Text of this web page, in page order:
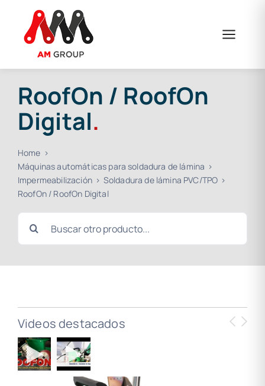
contenido
RoofOn / RoofOn
Digital.
Home
Máquinas automáticas para soldadura de lámina
Impermeabilización
Soldadura de lámina PVC/TPO
RoofOn / RoofOn Digital
Buscar:
Videos destacados